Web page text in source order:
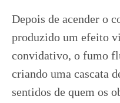
Depois de acender o
produzido um efeito
convidativo, o fumo
criando uma cascata
sentidos de quem os